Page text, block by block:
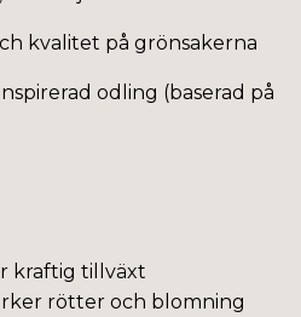
kvalitet på grönsakerna
odling (baserad på
kraftig tillväxt
rötter och blomning